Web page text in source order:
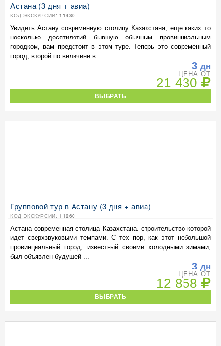
Астана (3 дня + авиа)
КОД ЭКСКУРСИИ: 11430
Увидеть Астану современную столицу Казахстана, еще каких то
несколько десятилетий бывшую обычным провинциальным
городком, вам предстоит в этом туре. Теперь это современный
город, второй по величине в ...
3 дн
ЦЕНА ОТ
21 430
ВЫБРАТЬ
Групповой тур в Астану (3 дня + авиа)
КОД ЭКСКУРСИИ: 11260
Астана современная столица Казахстана, строительство которой
идет сверхзвуковыми темпами. С тех пор, как этот небольшой
провинциальный город, известный своими холодными зимами,
был объявлен будущей ...
3 дн
ЦЕНА ОТ
12 858
ВЫБРАТЬ